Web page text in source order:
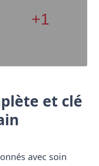
+1
et clé
avec soin